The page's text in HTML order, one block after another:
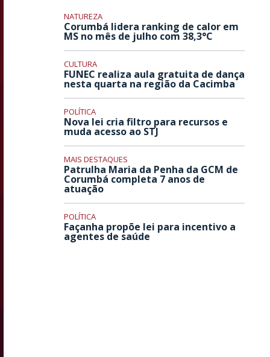
NATUREZA
Corumbá lidera ranking de calor em
MS no mês de julho com 38,3°C
CULTURA
FUNEC realiza aula gratuita de dança
nesta quarta na região da Cacimba
POLÍTICA
Nova lei cria filtro para recursos e
muda acesso ao STJ
MAIS DESTAQUES
Patrulha Maria da Penha da GCM de
Corumbá completa 7 anos de
atuação
POLÍTICA
Façanha propõe lei para incentivo a
agentes de saúde